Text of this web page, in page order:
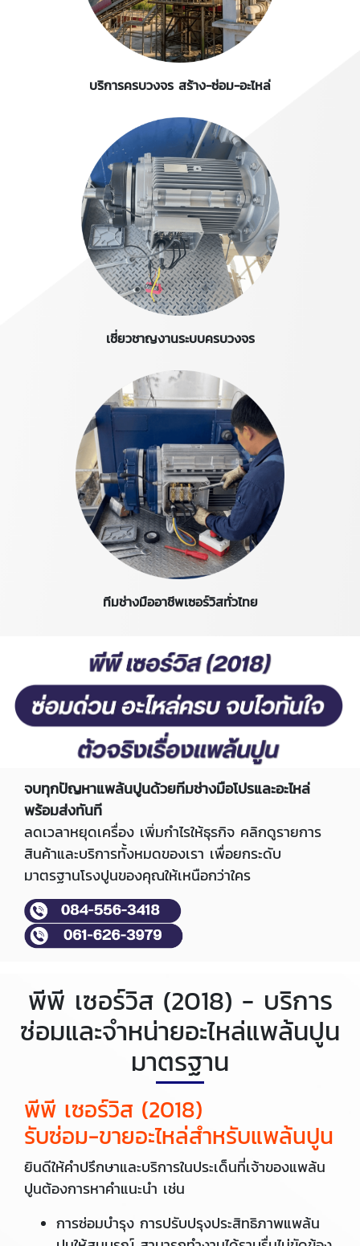
บริการครบวงจร สร้าง-ซ่อม-อะไหล่
เชี่ยวชาญงานระบบครบวงจร
ทีมช่างมืออาชีพเซอร์วิสทั่วไทย
จบทุกปัญหาแพล้นปูนด้วยทีมช่างมือโปรและอะไหล่
พร้อมส่งทันที
ลดเวลาหยุดเครื่อง เพิ่มกำไรให้ธุรกิจ คลิกดูรายการ
สินค้าและบริการทั้งหมดของเรา เพื่อยกระดับ
มาตรฐานโรงปูนของคุณให้เหนือกว่าใคร
พีพี เซอร์วิส (2018) - บริการ
ซ่อมและจำหน่ายอะไหล่แพล้นปูน
มาตรฐาน
พีพี เซอร์วิส (2018)
รับซ่อม-ขายอะไหล่สำหรับแพล้นปูน
ยินดีให้คำปรึกษาและบริการในประเด็นที่เจ้าของแพล้น
ปูนต้องการหาคำแนะนำ เช่น
การซ่อมบำรุง การปรับปรุงประสิทธิภาพแพล้น